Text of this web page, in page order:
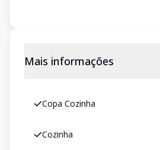
Mais informações
Copa Cozinha
Cozinha